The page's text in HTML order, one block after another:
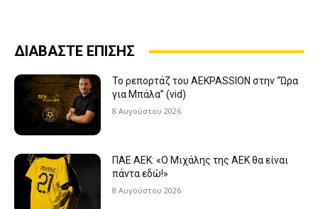
ΔΙΑΒΑΣΤΕ ΕΠΙΣΗΣ
Το ρεπορτάζ του AEKPASSION στην “Ώρα
για Μπάλα” (vid)
8 Αυγούστου 2026
ΠΑΕ ΑΕΚ: «Ο Μιχάλης της ΑΕΚ θα είναι
πάντα εδώ!»
8 Αυγούστου 2026